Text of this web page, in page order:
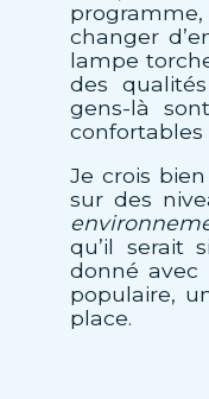
changer
lampe
des
gens-là
confortables
Je crois
sur des
qu’il serait
donné avec
populaire,
place.